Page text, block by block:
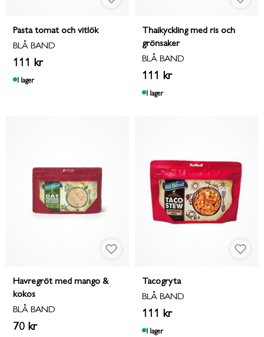
Pasta tomat och vitlök
BLÅ BAND
111 kr
I lager
Thaikyckling med ris och
grönsaker
BLÅ BAND
111 kr
I lager
Havregröt med mango &
kokos
BLÅ BAND
70 kr
Tacogryta
BLÅ BAND
111 kr
I lager